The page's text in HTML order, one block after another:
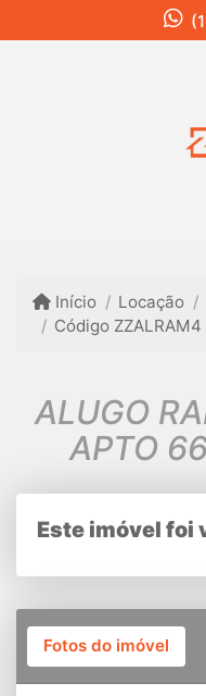
Início Locação
Código ZZALRAM4
ALUGO
APTO
SENDO
Este imóvel foi
Fotos do imóvel